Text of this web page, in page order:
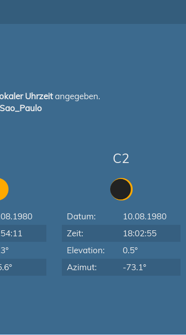
Uhrzeitangegeben.
C2
Datum:
10.08.1980
Zeit:
18:02:55
Elevation:
0.5°
Azimut:
-73.1°